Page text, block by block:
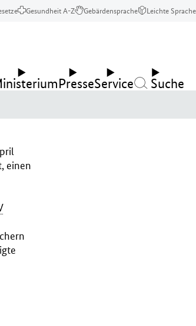
Gesundheit A-Z Gebärdensprache Leichte Sprache
PresseService Suche
einen